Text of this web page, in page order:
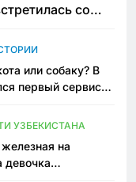
со
или собаку? В
первый сервис
УЗБЕКИСТАНА
на
девочка